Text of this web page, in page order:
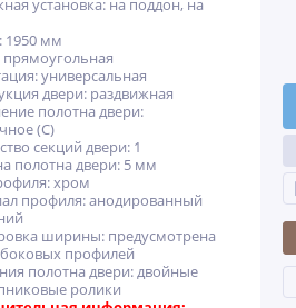
установка: на поддон, на
1950 мм
универсальная
двери: раздвижная
полотна двери:
(C)
секций двери: 1
полотна двери: 5 мм
хром
профиля: анодированный
ширины: предусмотрена
боковых профилей
полотна двери: двойные
ролики